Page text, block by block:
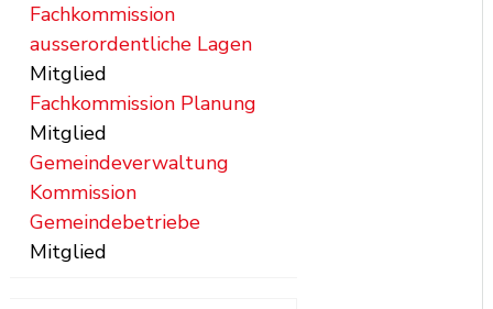
Fachkommission
ausserordentliche Lagen
Mitglied
Fachkommission Planung
Mitglied
Gemeindeverwaltung
Kommission
Gemeindebetriebe
Mitglied